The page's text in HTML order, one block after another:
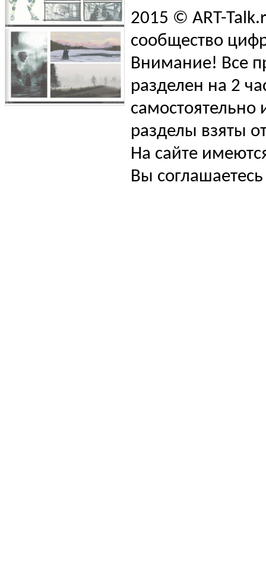
2015 © ART-
сообщество
Внимание! Все
разделен на 2
самостоятельно
разделы взяты
На сайте
Вы